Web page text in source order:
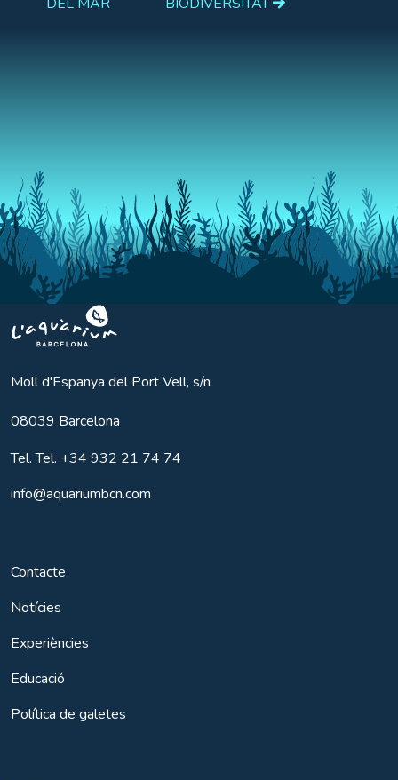
Aquarium BCN
Moll d'Espanya del Port Vell, s/n
08039 Barcelona
Tel.Tel. +34 932 21 74 74
info@aquariumbcn.com
Contacte
Notícies
Experiències
Educació
Política de galetes